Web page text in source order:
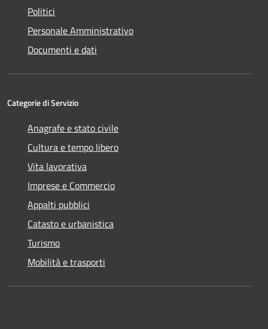
Politici
Personale Amministrativo
Documenti e dati
Categorie di Servizio
Anagrafe e stato civile
Cultura e tempo libero
Vita lavorativa
Imprese e Commercio
Appalti pubblici
Catasto e urbanistica
Turismo
Mobilità e trasporti